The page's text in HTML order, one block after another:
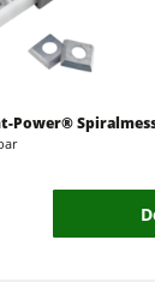
Power®